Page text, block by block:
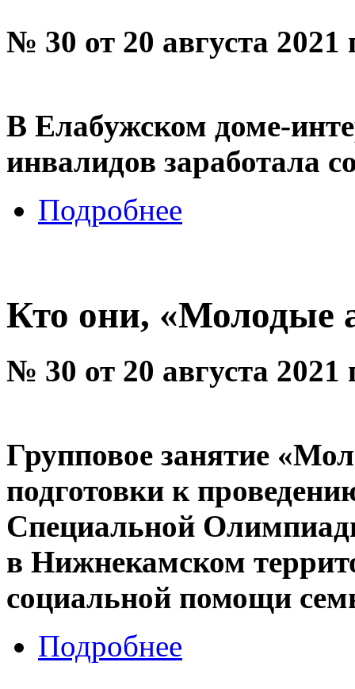
№ 30 от 20 августа 2021
В Елабужском доме-
инвалидов заработала
Подробнее
Кто они, «Молодые
№ 30 от 20 августа 2021
Групповое занятие
подготовки к
Специальной
в Нижнекамском
социальной помощи
Подробнее